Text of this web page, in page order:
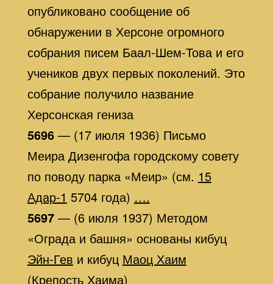
опубликовано сообщение об
обнаружении в Херсоне огромного
собрания писем Баал-Шем-Това и его
учеников двух первых поколений. Это
собрание получило название
Херсонская гениза
5696— (17 июля 1936) Письмо
Меира Дизенгофа городскому совету
по поводу парка «Меир» (см. 15
Адар-1 5704 года) ….
5697— (6 июля 1937) Методом
«Ограда и башня» основаны кибуц
Эйн-Гев и кибуц Маоц Хаим
(Крепость Хаима)